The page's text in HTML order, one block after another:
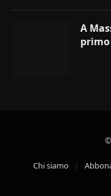
A
primo
Chi siamo